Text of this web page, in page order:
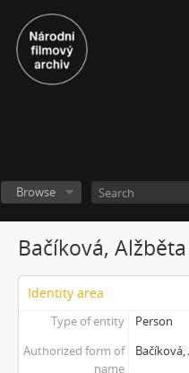
Browse
Bačíková, Alžběta
Identity area
Type of entity
Person
Authorized form of
name